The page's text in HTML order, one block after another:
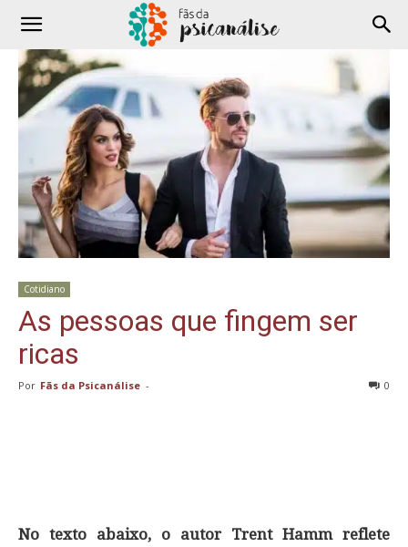
Cotidiano
As pessoas que fingem ser
ricas
Por Fãs da Psicanálise - 0
No texto abaixo, o autor Trent Hamm reflete